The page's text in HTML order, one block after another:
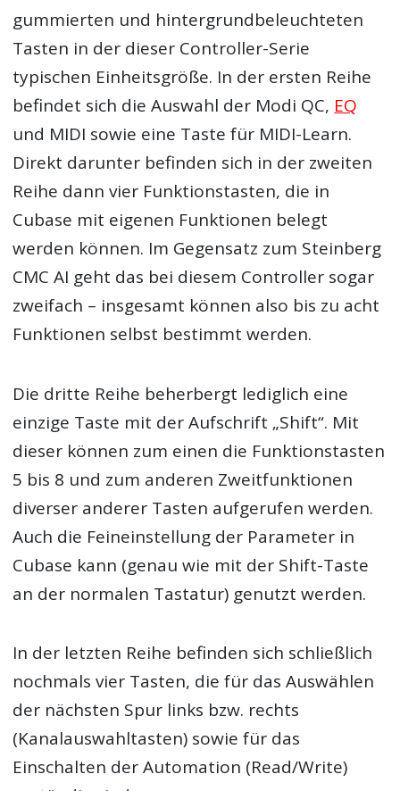
gummierten und hintergrundbeleuchteten
Tasten in der dieser Controller-Serie
typischen Einheitsgröße. In der ersten Reihe
befindet sich die Auswahl der Modi QC, EQ
und MIDI sowie eine Taste für MIDI-Learn.
Direkt darunter befinden sich in der zweiten
Reihe dann vier Funktionstasten, die in
Cubase mit eigenen Funktionen belegt
werden können. Im Gegensatz zum Steinberg
CMC AI geht das bei diesem Controller sogar
zweifach – insgesamt können also bis zu acht
Funktionen selbst bestimmt werden.
Die dritte Reihe beherbergt lediglich eine
einzige Taste mit der Aufschrift „Shift“. Mit
dieser können zum einen die Funktionstasten
5 bis 8 und zum anderen Zweitfunktionen
diverser anderer Tasten aufgerufen werden.
Auch die Feineinstellung der Parameter in
Cubase kann (genau wie mit der Shift-Taste
an der normalen Tastatur) genutzt werden.
In der letzten Reihe befinden sich schließlich
nochmals vier Tasten, die für das Auswählen
der nächsten Spur links bzw. rechts
(Kanalauswahltasten) sowie für das
Einschalten der Automation (Read/Write)